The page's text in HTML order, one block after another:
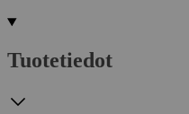
Tuotetiedot